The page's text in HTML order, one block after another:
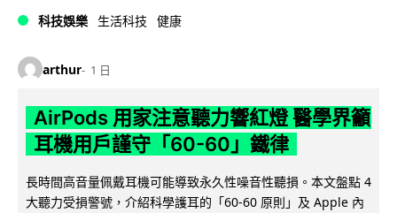
科技娛樂 生活科技 健康
arthur 1 日
AirPods 用家注意聽力響紅燈 醫學界籲
耳機用戶謹守「60-60」鐵律
長時間高音量佩戴耳機可能導致永久性噪音性聽損。本文盤點 4
大聽力受損警號，介紹科學護耳的「60-60 原則」及 Apple 內